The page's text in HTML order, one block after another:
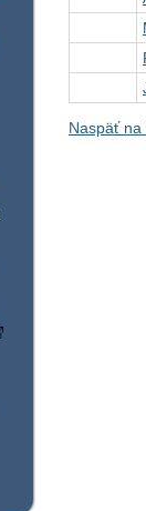
Naspäť na